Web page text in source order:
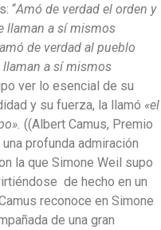
“Amó de verdad el orden y
llaman a sí mismos
de verdad al pueblo
a sí mismos
ver lo esencial de su
y su fuerza, la llamó «el
((Albert Camus, Premio
profunda admiración
la que Simone Weil supo
de hecho en un
reconoce en Simone
de una gran